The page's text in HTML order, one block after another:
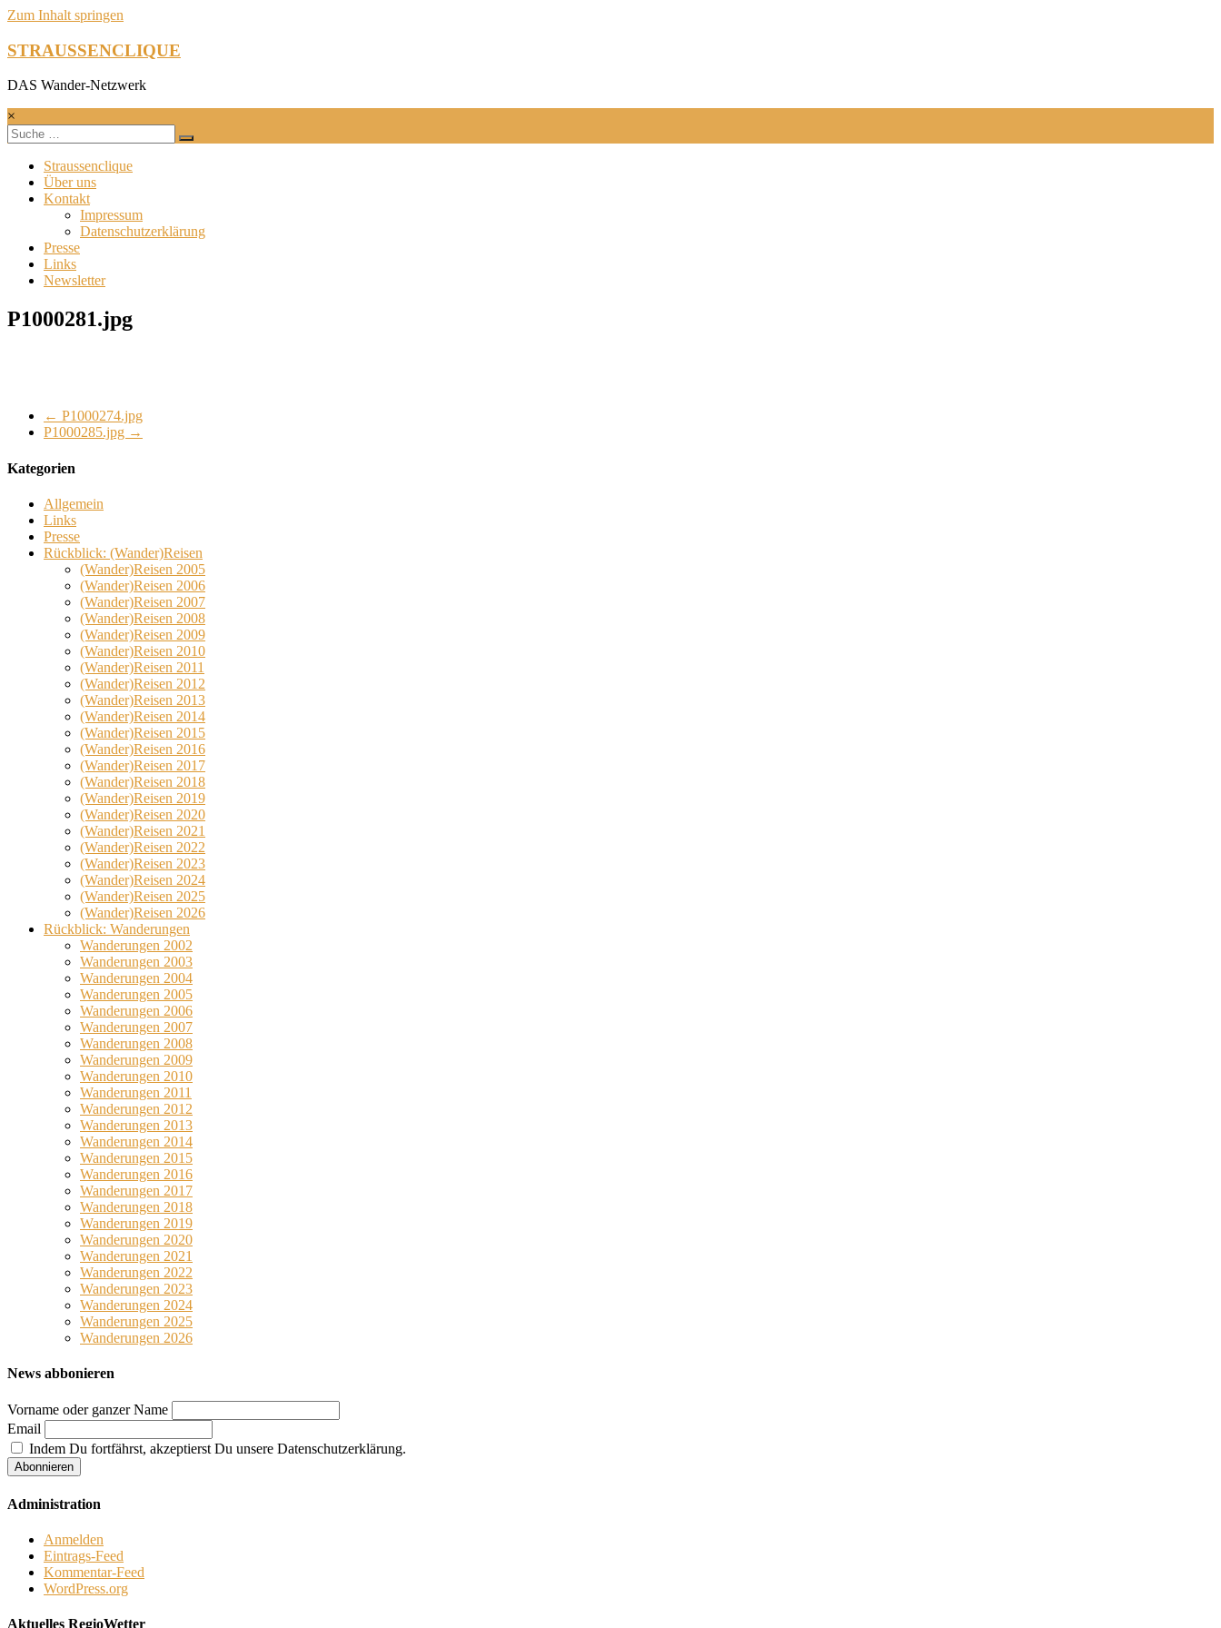
Zum Inhalt springen
STRAUSSENCLIQUE
DAS Wander-Netzwerk
×
Straussenclique
Über uns
Kontakt
Impressum
Datenschutzerklärung
Presse
Links
Newsletter
P1000281.jpg
← P1000274.jpg
P1000285.jpg →
Kategorien
Allgemein
Links
Presse
Rückblick: (Wander)Reisen
(Wander)Reisen 2005
(Wander)Reisen 2006
(Wander)Reisen 2007
(Wander)Reisen 2008
(Wander)Reisen 2009
(Wander)Reisen 2010
(Wander)Reisen 2011
(Wander)Reisen 2012
(Wander)Reisen 2013
(Wander)Reisen 2014
(Wander)Reisen 2015
(Wander)Reisen 2016
(Wander)Reisen 2017
(Wander)Reisen 2018
(Wander)Reisen 2019
(Wander)Reisen 2020
(Wander)Reisen 2021
(Wander)Reisen 2022
(Wander)Reisen 2023
(Wander)Reisen 2024
(Wander)Reisen 2025
(Wander)Reisen 2026
Rückblick: Wanderungen
Wanderungen 2002
Wanderungen 2003
Wanderungen 2004
Wanderungen 2005
Wanderungen 2006
Wanderungen 2007
Wanderungen 2008
Wanderungen 2009
Wanderungen 2010
Wanderungen 2011
Wanderungen 2012
Wanderungen 2013
Wanderungen 2014
Wanderungen 2015
Wanderungen 2016
Wanderungen 2017
Wanderungen 2018
Wanderungen 2019
Wanderungen 2020
Wanderungen 2021
Wanderungen 2022
Wanderungen 2023
Wanderungen 2024
Wanderungen 2025
Wanderungen 2026
News abbonieren
Vorname oder ganzer Name
Email
Indem Du fortfährst, akzeptierst Du unsere Datenschutzerklärung.
Administration
Anmelden
Eintrags-Feed
Kommentar-Feed
WordPress.org
Aktuelles RegioWetter